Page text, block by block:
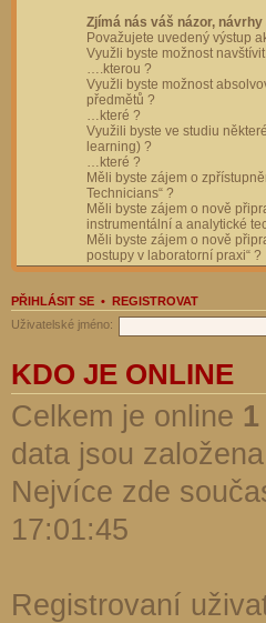
Zjímá nás váš názor,
Považujete uvedený výstup
Využli byste možnost
….kterou ?
Využli byste možnost
předmětů ?
…které ?
Využili byste ve studiu
learning) ?
…které ?
Měli byste zájem o
Technicians“ ?
Měli byste zájem o nově
instrumentální a analytické
Měli byste zájem o nově
postupy v laboratorní praxi“ ?
PŘIHLÁSIT SE • REGISTROVAT
Uživatelské jméno:
KDO JE ONLINE
Celkem je online 1
data jsou
Nejvíce zde
17:01:45
Registrovaní